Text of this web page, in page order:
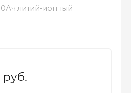
литий-ионный
руб.